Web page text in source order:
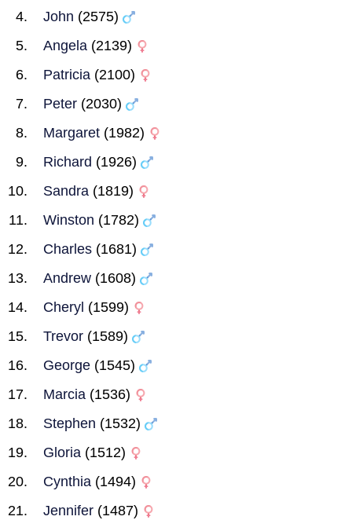
John (2575)
Angela (2139)
Patricia (2100)
Peter (2030)
Margaret (1982)
Richard (1926)
Sandra (1819)
Winston (1782)
Charles (1681)
Andrew (1608)
Cheryl (1599)
Trevor (1589)
George (1545)
Marcia (1536)
Stephen (1532)
Gloria (1512)
Cynthia (1494)
Jennifer (1487)